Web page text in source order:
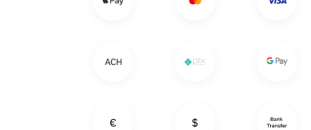
$
€